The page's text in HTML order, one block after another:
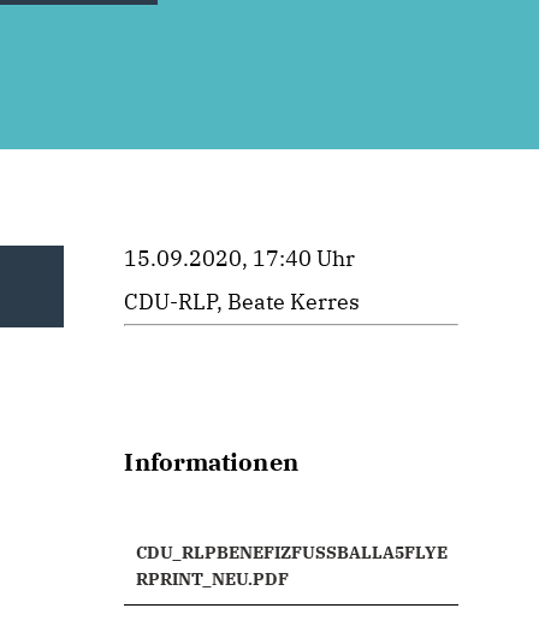
15.09.2020, 17:40 Uhr
CDU-RLP, Beate Kerres
Informationen
CDU_RLPBENEFIZFUSSBALLA5FLYE
RPRINT_NEU.PDF